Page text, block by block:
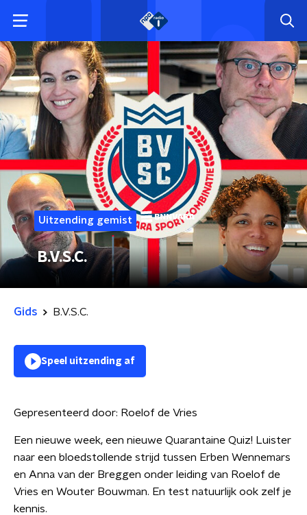
Uitzending gemist
B.V.S.C.
Gids B.V.S.C.
Speel uitzending af
Gepresenteerd door: Roelof de Vries
Een nieuwe week, een nieuwe Quarantaine Quiz! Luister
naar een bloedstollende strijd tussen Erben Wennemars
en Anna van der Breggen onder leiding van Roelof de
Vries en Wouter Bouwman. En test natuurlijk ook zelf je
kennis.